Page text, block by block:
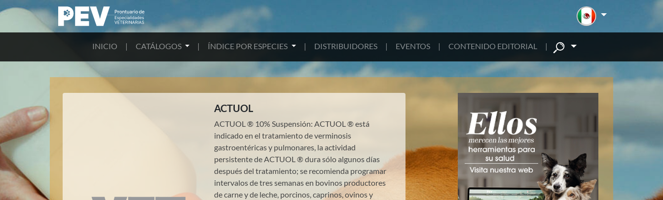
INICIO | CATÁLOGOS | ÍNDICE POR ESPECIES | DISTRIBUIDORES | EVENTOS | CONTENIDO EDITORIAL |
ACTUOL
ACTUOL ® 10% Suspensión: ACTUOL ® está
indicado en el tratamiento de verminosis
gastroentéricas y pulmonares, la actividad
persistente de ACTUOL ® dura sólo algunos días
después del tratamiento; se recomienda programar
intervalos de tres semanas en bovinos productores
de carne y de leche, porcinos, caprinos, ovinos y